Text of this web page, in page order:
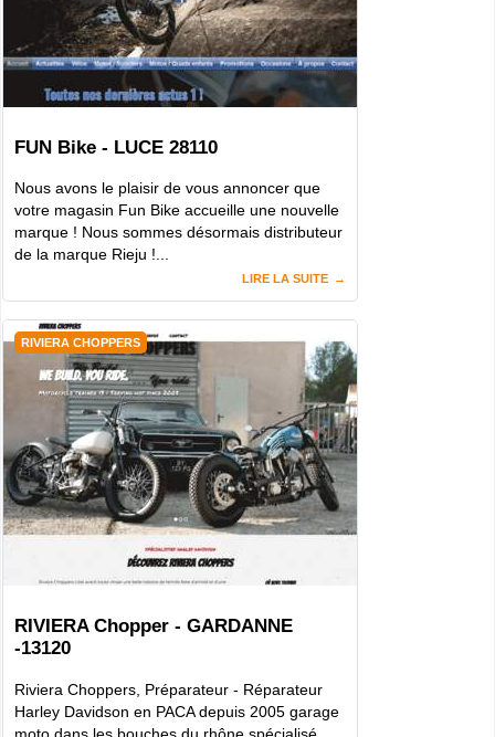
FUN Bike - LUCE 28110
Nous avons le plaisir de vous annoncer que
votre magasin Fun Bike accueille une nouvelle
marque ! Nous sommes désormais distributeur
de la marque Rieju !...
LIRE LA SUITE
RIVIERA CHOPPERS
RIVIERA Chopper - GARDANNE
-13120
Riviera Choppers, Préparateur - Réparateur
Harley Davidson en PACA depuis 2005 garage